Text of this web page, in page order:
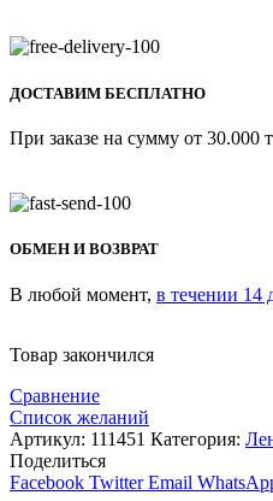
ДОСТАВИМ БЕСПЛАТНО
При заказе на сумму от 30.000
ОБМЕН И ВОЗВРАТ
В любой момент, в течении 14
Товар закончился
Сравнение
Список желаний
Артикул: 111451 Категория:
Поделиться
Facebook Twitter Email